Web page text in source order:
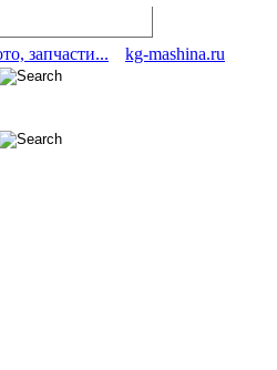
kg-mashina.ru